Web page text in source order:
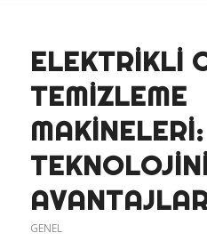
ELEKTRIKLI
TEMIZLEME
GENEL